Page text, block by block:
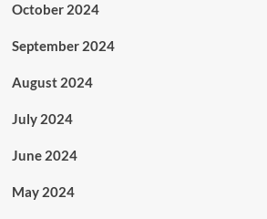
October 2024
September 2024
August 2024
July 2024
June 2024
May 2024